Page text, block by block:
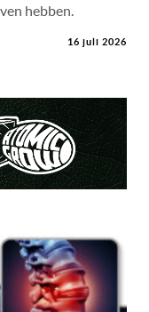
hebben.
16 juli 2026